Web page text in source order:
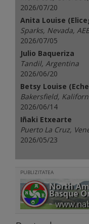
2026/07/20
Anita Louise
Sparks, Nevada,
2026/07/05
Julio Baqueriza
Tandil, Argentina
2026/06/20
Betsy Louise
Bakersfield,
2026/06/14
Iñaki Etxearte
Puerto La Cruz,
2026/05/23
PUBLIZITATEA